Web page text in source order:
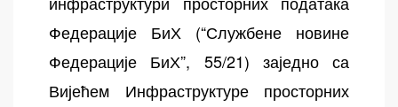
Федерације БиХ (“Службене новине
Федерације БиХ”, 55/21) заједно са
Вијећем Инфраструктуре просторних